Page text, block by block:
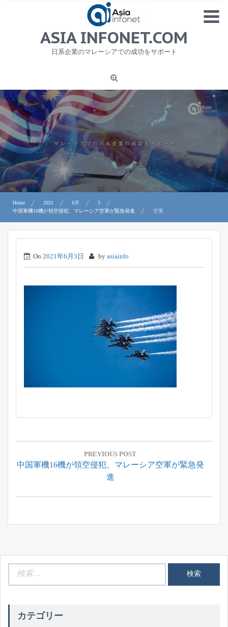
MENU
1
ニュース
労務サービス
プライバシーポリシー及び著作権について
お問合せ
ASIA INFONET.COM
日系企業のマレーシアでの成功をサポート
Home 2021 6月
3
中国軍機16機が領空侵犯、マレーシア空軍が緊急発進
空軍
On 2021年6月3日 by asiainfo
投
ナ
ゲ
シ
ン
PREVIOUS POST
Previous
中国軍機16機が領空侵犯、マレーシア空軍が緊急発
進
カテゴリー